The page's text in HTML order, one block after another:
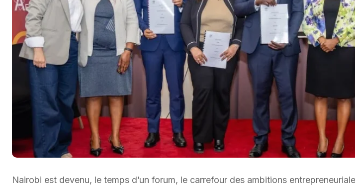
Nairobi est devenu, le temps d’un forum, le carrefour des ambitions